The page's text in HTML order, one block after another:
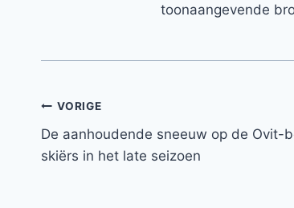
toonaangevende
Bericht
navigatie
VORIGE
De aanhoudende sneeuw op de Ovit-
skiërs in het late seizoen